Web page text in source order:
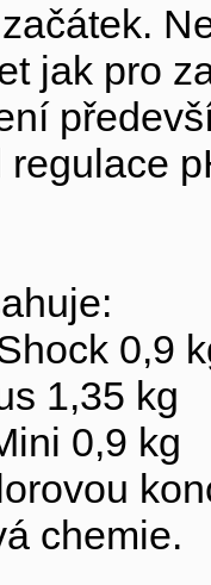
jak pro
0,9
1,35 kg
0,9 kg
chemie.